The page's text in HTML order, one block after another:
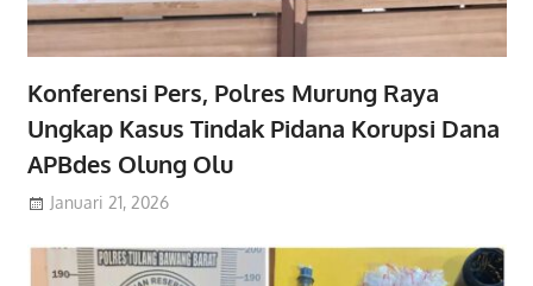
Konferensi Pers, Polres Murung Raya
Ungkap Kasus Tindak Pidana Korupsi Dana
APBdes Olung Olu
Januari 21, 2026